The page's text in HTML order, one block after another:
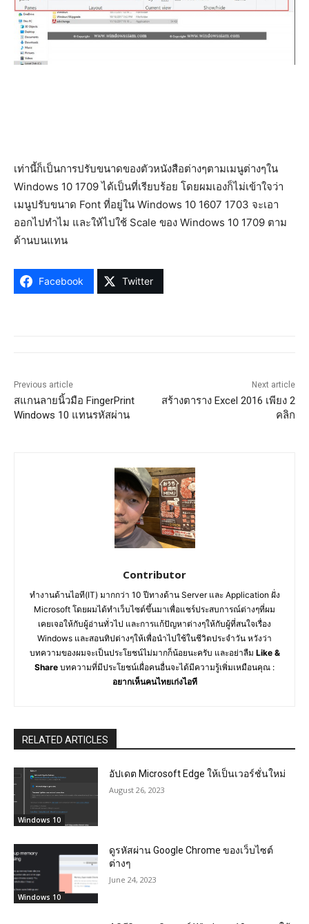
เท่านี้ก็เป็นการปรับขนาดของตัวหนังสือต่างๆตามเมนูต่างๆใน
Windows 10 1709 ได้เป็นที่เรียบร้อย โดยผมเองก็ไม่เข้าใจว่า
เมนูปรับขนาด Font ที่อยู่ใน Windows 10 1607 1703 จะเอา
ออกไปทำไม และให้ไปใช้ Scale ของ Windows 10 1709 ตาม
ด้านบนแทน
Facebook Twitter
Previous article
สแกนลายนิ้วมือ FingerPrint
Windows 10 แทนรหัสผ่าน
Next article
สร้างตาราง Excel 2016 เพียง 2
คลิก
Contributor
ทำงานด้านไอที(IT) มากกว่า 10 ปีทางด้าน Server และ Application ฝั่ง
Microsoft โดยผมได้ทำเว็บไซต์ขึ้นมาเพื่อแชร์ประสบการณ์ต่างๆที่ผม
เคยเจอให้กับผู้อ่านทั่วไป และการแก้ปัญหาต่างๆให้กับผู้ที่สนใจเรื่อง
Windows และสอนทิปต่างๆให้เพื่อนำไปใช้ในชีวิตประจำวัน หวังว่า
บทความของผมจะเป็นประโยชน์ไม่มากก็น้อยนะครับ และอย่าลืม Like &
Share บทความที่มีประโยชน์เผื่อคนอื่นจะได้มีความรู้เพิ่มเหมือนคุณ :
อยากเห็นคนไทยเก่งไอที
RELATED ARTICLES
Windows 10
อัปเดต Microsoft Edge ให้เป็นเวอร์ชั่นใหม่
August 26, 2023
Windows 10
ดูรหัสผ่าน Google Chrome ของเว็บไซต์
ต่างๆ
June 24, 2023